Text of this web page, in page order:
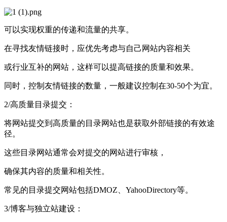
可以实现权重的传递和流量的共享。
在寻找友情链接时，应优先考虑与自己网站内容相关
或行业互补的网站，这样可以提高链接的质量和效果。
同时，控制友情链接的数量，一般建议控制在30-50个为宜。
2/高质量目录提交：
将网站提交到高质量的目录网站也是获取外部链接的有效途
径。
这些目录网站通常会对提交的网站进行审核，
确保其内容的质量和相关性。
常见的目录提交网站包括DMOZ、YahooDirectory等。
3/博客与独立站建设：